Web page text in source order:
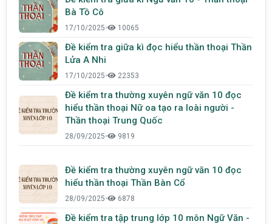
Bà Tồ Cô
17/10/2025• 10065
Đề kiểm tra giữa kì đọc hiểu thần thoại Thần
Lửa A Nhi
17/10/2025• 22353
Đề kiểm tra thường xuyên ngữ văn 10 đọc
hiểu thần thoại Nữ oa tạo ra loài người -
Thần thoại Trung Quốc
28/09/2025• 9819
Đề kiểm tra thường xuyên ngữ văn 10 đọc
hiểu thần thoại Thần Bàn Cổ
28/09/2025• 6878
Đề kiểm tra tập trung lớp 10 môn Ngữ Văn -